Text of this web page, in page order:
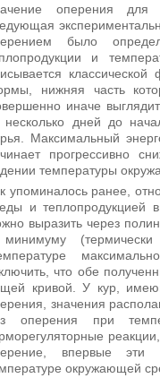
оперения для
было
и
нижняя часть
иначе
несколько дней до
Максимальный
прогрессивно
температуры
упоминалось ранее,
и теплопродукцией
выразить через
что обе
кривой. У кур,
значения
оперения при
впервые эти
окружающей